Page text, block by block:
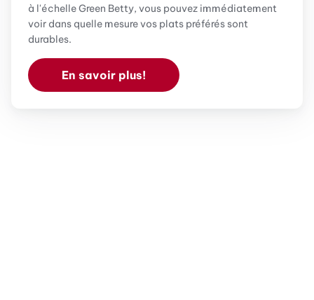
à l'échelle Green Betty, vous pouvez immédiatement
voir dans quelle mesure vos plats préférés sont
durables.
En savoir plus!